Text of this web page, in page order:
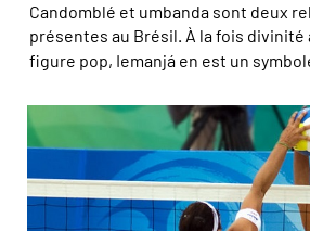
Candomblé et umbanda sont deux
présentes au Brésil. À la fois
figure pop, Iemanjá en est un
L'équipe de beach-volley du Brésil,
Olympiques de Pékin en 2008 © Craig